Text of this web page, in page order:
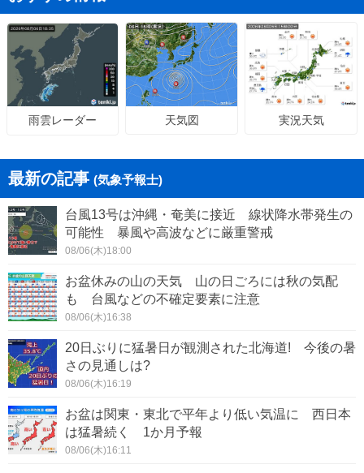
雨雲レーダー 天気図 実況天気
最新の記事 (気象予報士)
台風13号は沖縄・奄美に接近 線状降水帯発生の
可能性 暴風や高波などに厳重警戒
08/06(木)18:00
お盆休みの山の天気 山の日ごろには秋の気配
も 台風などの不確定要素に注意
08/06(木)16:38
20日ぶりに猛暑日が観測された北海道! 今後の暑
さの見通しは?
08/06(木)16:19
お盆は関東・東北で平年より低い気温に 西日本
は猛暑続く 1か月予報
08/06(木)16:11